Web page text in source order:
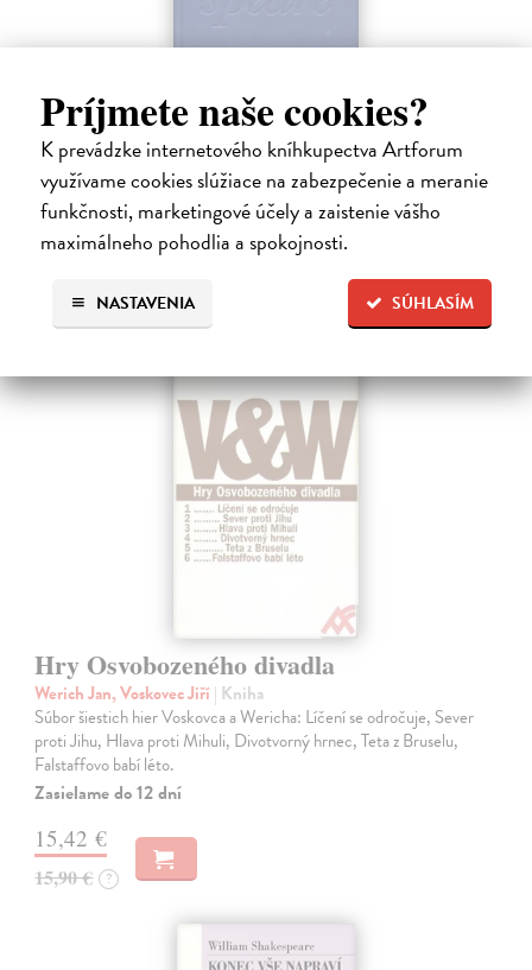
Príjmete naše cookies?
K prevádzke internetového kníhkupectva Artforum
využívame cookies slúžiace na zabezpečenie a meranie
funkčnosti, marketingové účely a zaistenie vášho
maximálneho pohodlia a spokojnosti.
SÚHLASÍM
NASTAVENIA
Night`s Dream
Shakespeare William | Kniha
Dvojjazyčné vydanie súborného Shakespearovho dramatického diela
v preklade Martina Hilského.
Zasielame do 12 dní
15,04 €
15,50 € ?
Hry Osvobozeného divadla
Werich Jan, Voskovec Jiří | Kniha
Súbor šiestich hier Voskovca a Wericha: Líčení se odročuje, Sever
proti Jihu, Hlava proti Mihuli, Divotvorný hrnec, Teta z Bruselu,
Falstaffovo babí léto.
Zasielame do 12 dní
15,42 €
15,90 € ?